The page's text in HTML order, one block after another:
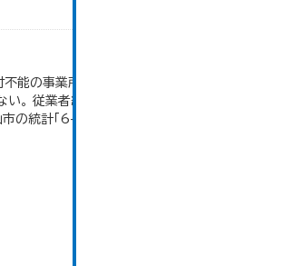
能の事業所、卸売の商品販売額（仲立手数料を除
従業者総数は「個人業主」、「無給家族従業者」、
市の統計「6-2...